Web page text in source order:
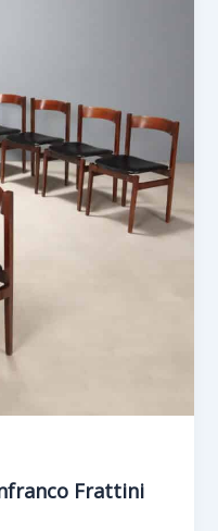
Frattini